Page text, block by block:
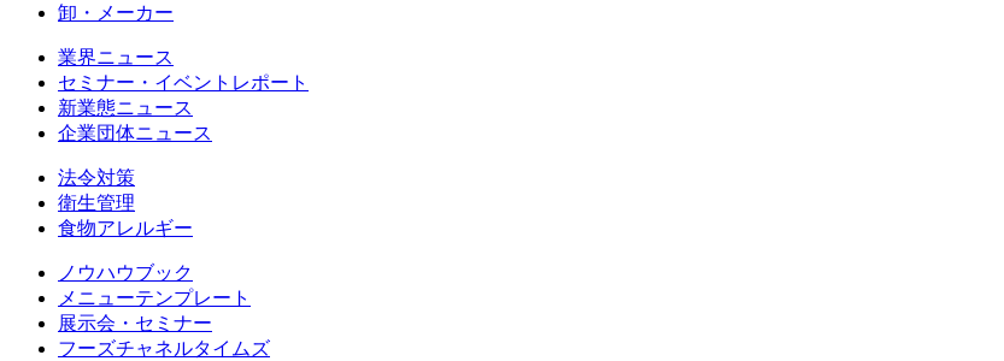
卸・メーカー
業界ニュース
セミナー・イベントレポート
新業態ニュース
企業団体ニュース
法令対策
衛生管理
食物アレルギー
ノウハウブック
メニューテンプレート
展示会・セミナー
フーズチャネルタイムズ